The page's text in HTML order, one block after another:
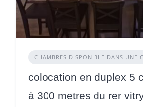
CHAMBRES DISPONIBLE DANS UNE
colocation en duplex 5
à 300 metres du rer